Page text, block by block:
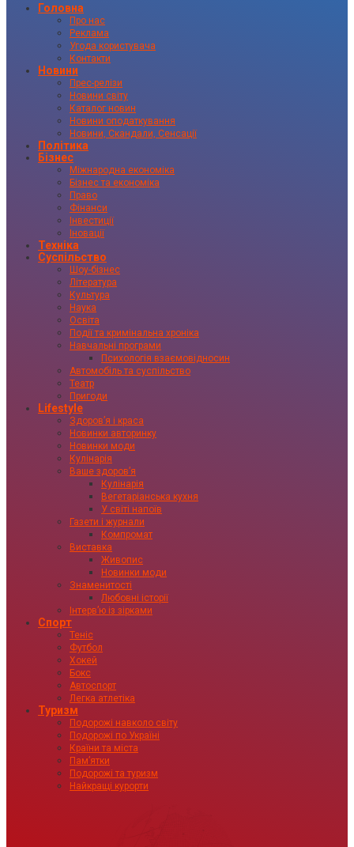
Головна
Про нас
Реклама
Угода користувача
Контакти
Новини
Прес-релізи
Новини світу
Каталог новин
Новини оподаткування
Новини, Скандали, Сенсації
Політика
Бізнес
Міжнародна економіка
Бізнес та економіка
Право
Фінанси
Інвестиції
Іновації
Техніка
Суспільство
Шоу-бізнес
Література
Культура
Наука
Освіта
Події та кримінальна хроніка
Навчальні програми
Психологія взаємовідносин
Автомобіль та суспільство
Театр
Пригоди
Lifestyle
Здоровʼя і краса
Новинки авторинку
Новинки моди
Кулінарія
Ваше здоровʼя
Кулінарія
Вегетаріанська кухня
У світі напоїв
Газети і журнали
Компромат
Виставка
Живопис
Новинки моди
Знаменитості
Любовні історії
Інтервʼю із зірками
Спорт
Теніс
Футбол
Хокей
Бокс
Автоспорт
Легка атлетіка
Туризм
Подорожі навколо світу
Подорожі по Україні
Країни та міста
Пам’ятки
Подорожі та туризм
Найкращі курорти